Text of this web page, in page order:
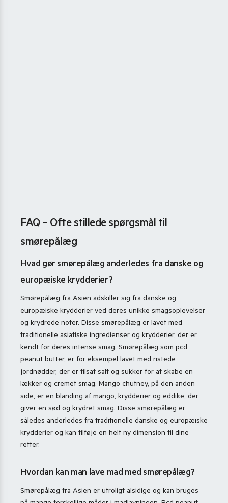
FAQ – Ofte stillede spørgsmål til
smørepålæg
Hvad gør smørepålæg anderledes fra danske og
europæiske krydderier?
Smørepålæg fra Asien adskiller sig fra danske og
europæiske krydderier ved deres unikke smagsoplevelser
og krydrede noter. Disse smørepålæg er lavet med
traditionelle asiatiske ingredienser og krydderier, der er
kendt for deres intense smag. Smørepålæg som pcd
peanut butter, er for eksempel lavet med ristede
jordnødder, der er tilsat salt og sukker for at skabe en
lækker og cremet smag. Mango chutney, på den anden
side, er en blanding af mango, krydderier og eddike, der
giver en sød og krydret smag. Disse smørepålæg er
således anderledes fra traditionelle danske og europæiske
krydderier og kan tilføje en helt ny dimension til dine
retter.
Hvordan kan man lave mad med smørepålæg?
Smørepålæg fra Asien er utroligt alsidige og kan bruges